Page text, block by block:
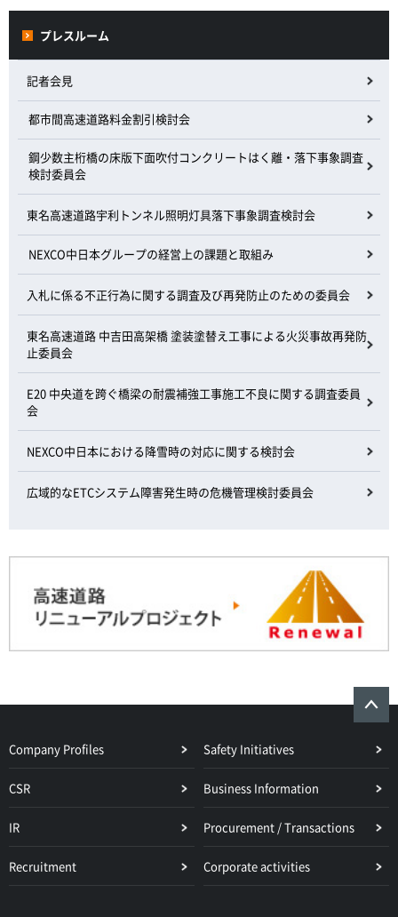
プレスルーム
記者会見
都市間高速道路料金割引検討会
鋼少数主桁橋の床版下面吹付コンクリートはく離・落下事象調査
検討委員会
東名高速道路宇利トンネル照明灯具落下事象調査検討会
NEXCO中日本グループの経営上の課題と取組み
入札に係る不正行為に関する調査及び再発防止のための委員会
東名高速道路 中吉田高架橋 塗装塗替え工事による火災事故再発防
止委員会
E20 中央道を跨ぐ橋梁の耐震補強工事施工不良に関する調査委員
会
NEXCO中日本における降雪時の対応に関する検討会
広域的なETCシステム障害発生時の危機管理検討委員会
Company Profiles Safety Initiatives
CSR Business Information
IR Procurement / Transactions
Recruitment Corporate activities